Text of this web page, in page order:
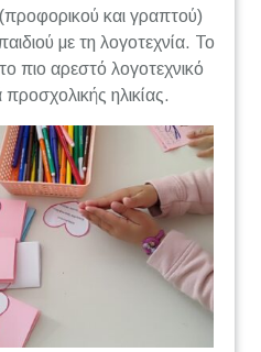
και γραπτού)
με τη λογοτεχνία. Το
πιο αρεστό λογοτεχνικό
προσχολικής ηλικίας.